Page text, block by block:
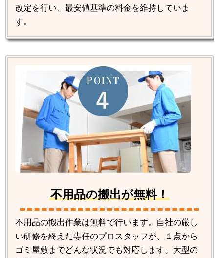
改定を行い、最安値基準の料金を維持していま
す。
不用品の搬出が無料！
不用品の搬出作業は無料で行います。自社の厳し
い研修を終えた専任のプロスタッフが、１点から
ゴミ屋敷までどんな状況でも対応します。大型の